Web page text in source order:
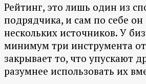
Рейтинг, это лишь один из
подрядчика, и сам по себе он
нескольких источников. У
минимум три инструмента
закрывает то, что упускают
разумнее использовать их